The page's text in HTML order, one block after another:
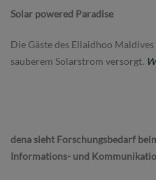
Solar powered Paradise
Die Gäste des Ellaidhoo
sauberem Solarstrom versorgt.
dena sieht Forschungsbedarf
Informations- und